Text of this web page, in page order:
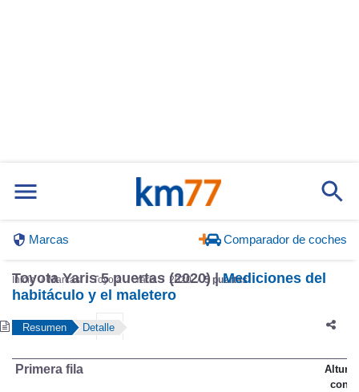
Marcas Comparador de coches
Inicio Marcas Toyota Yaris 2020 5 puertas
Toyota Yaris 5 puertas (2020) |Mediciones del
habitáculo y el maletero
Resumen Detalle
Primera fila
Altura
con